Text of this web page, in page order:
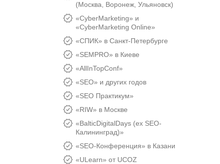
(Москва, Воронеж, Ульяновск)
«CyberMarketing» и
«CyberMarketing Online»
«СПИК» в Санкт-Петербурге
«SEMPRO» в Киеве
«AllInTopConf»
«SEO» и других годов
«SEO Практикум»
«RIW» в Москве
«BalticDigitalDays (ex SEO-
Калининград)»
«SEO-Конференция» в Казани
«ULearn» от UCOZ